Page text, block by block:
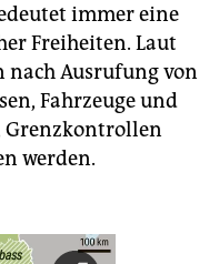
immer eine
Freiheiten. Laut
nach Ausrufung von
Fahrzeuge und
Grenzkontrollen
werden.